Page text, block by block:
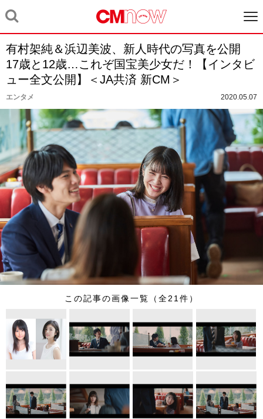
有村架純＆浜辺美波、新人時代の写真を公開
17歳と12歳…これぞ国宝美少女だ！【インタビ
ュー全文公開】＜JA共済 新CM＞
エンタメ 2020.05.07
この記事の画像一覧（全21件）